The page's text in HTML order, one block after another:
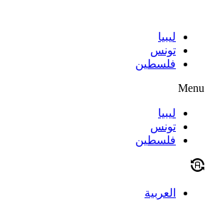
contentليبيا
تونس
فلسطين
Menu
ليبيا
تونس
فلسطين
العربية